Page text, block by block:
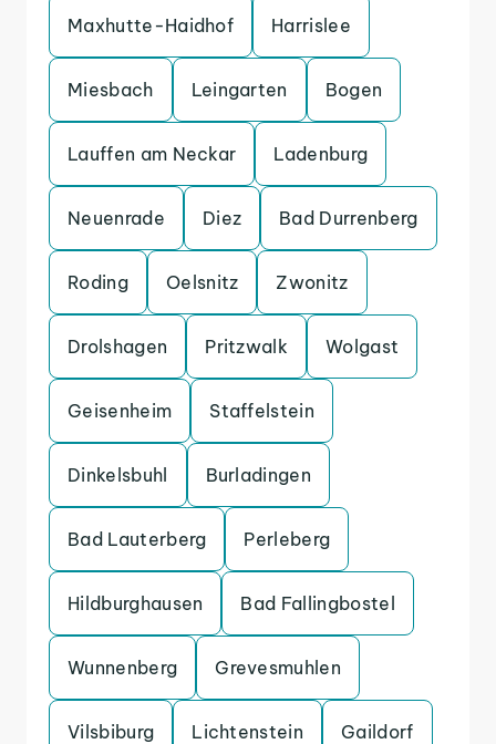
Maxhutte-Haidhof Harrislee
Miesbach Leingarten Bogen
Lauffen am Neckar Ladenburg
Neuenrade Diez Bad Durrenberg
Roding Oelsnitz Zwonitz
Drolshagen Pritzwalk Wolgast
Geisenheim Staffelstein
Dinkelsbuhl Burladingen
Bad Lauterberg Perleberg
Hildburghausen Bad Fallingbostel
Wunnenberg Grevesmuhlen
Vilsbiburg Lichtenstein Gaildorf